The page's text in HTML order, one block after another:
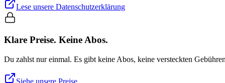
Lese unsere Datenschutzerklärung
Klare Preise. Keine Abos.
Du zahlst nur einmal. Es gibt keine Abos, keine versteckten
Siehe unsere Preise